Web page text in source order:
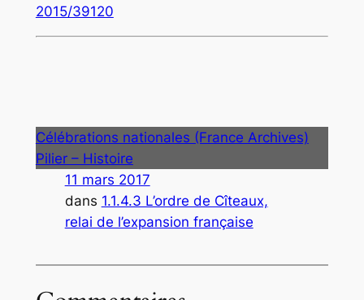
2015/39120
Célébrations nationales (France Archives)
Pilier – Histoire
11 mars 2017
dans 1.1.4.3 L’ordre de Cîteaux,
relai de l’expansion française